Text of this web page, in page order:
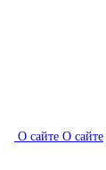
О сайте О сайте